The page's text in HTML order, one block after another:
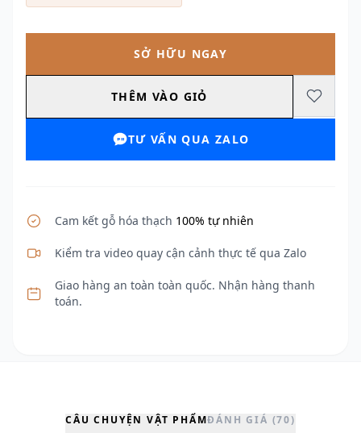
SỞ HỮU NGAY
THÊM VÀO GIỎ
TƯ VẤN QUA ZALO
Cam kết gỗ hóa thạch 100% tự nhiên
Kiểm tra video quay cận cảnh thực tế qua Zalo
Giao hàng an toàn toàn quốc. Nhận hàng thanh
toán.
CÂU CHUYỆN VẬT PHẨMĐÁNH GIÁ (70)